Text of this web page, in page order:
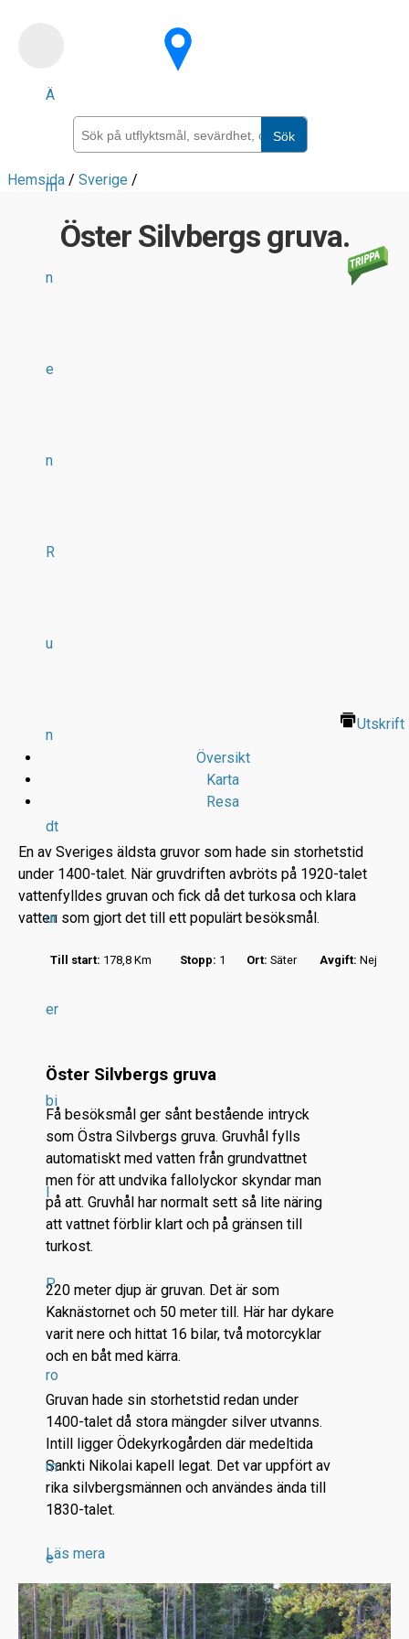
Ä
m
n
e
n
R
u
n
dt
ur
er
bi
l
P
ro
m
e
Sök
Hemsida / Sverige /
Öster Silvbergs gruva.
Utskrift
Översikt
Karta
Resa
En av Sveriges äldsta gruvor som hade sin storhetstid
under 1400-talet. När gruvdriften avbröts på 1920-talet
vattenfylldes gruvan och fick då det turkosa och klara
vatten som gjort det till ett populärt besöksmål.
Till start: 178,8 Km Stopp: 1 Ort: Säter Avgift: Nej
Öster Silvbergs gruva
Få besöksmål ger sånt bestående intryck
som Östra Silvbergs gruva. Gruvhål fylls
automatiskt med vatten från grundvattnet
men för att undvika fallolyckor skyndar man
på att. Gruvhål har normalt sett så lite näring
att vattnet förblir klart och på gränsen till
turkost.
220 meter djup är gruvan. Det är som
Kaknästornet och 50 meter till. Här har dykare
varit nere och hittat 16 bilar, två motorcyklar
och en båt med kärra.
Gruvan hade sin storhetstid redan under
1400-talet då stora mängder silver utvanns.
Intill ligger Ödekyrkogården där medeltida
Sankti Nikolai kapell legat. Det var uppfört av
rika silvbergsmännen och användes ända till
1830-talet.
Läs mera